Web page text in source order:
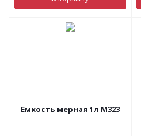
Емкость мерная 1л М323